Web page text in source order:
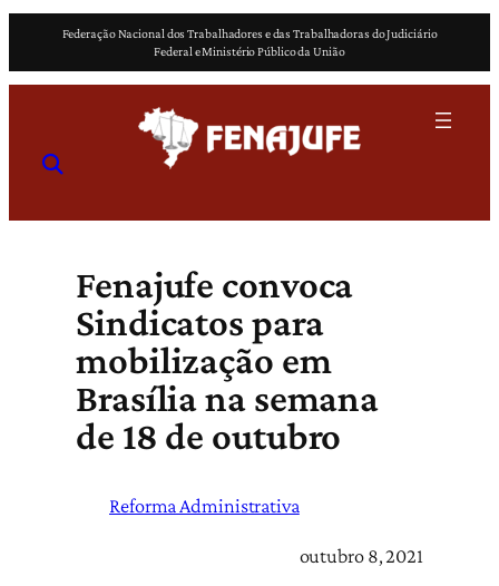
o
Federação Nacional dos Trabalhadores e das Trabalhadoras do Judiciário
Federal e Ministério Público da União
Fenajufe convoca
Sindicatos para
mobilização em
Brasília na semana
de 18 de outubro
Reforma Administrativa
outubro 8, 2021